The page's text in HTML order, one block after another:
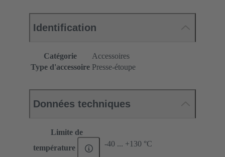
Identification
Catégorie
Accessoires
Type d'accessoire Presse-étoupe
Données techniques
Limite de
température
-40 ... +130 °C